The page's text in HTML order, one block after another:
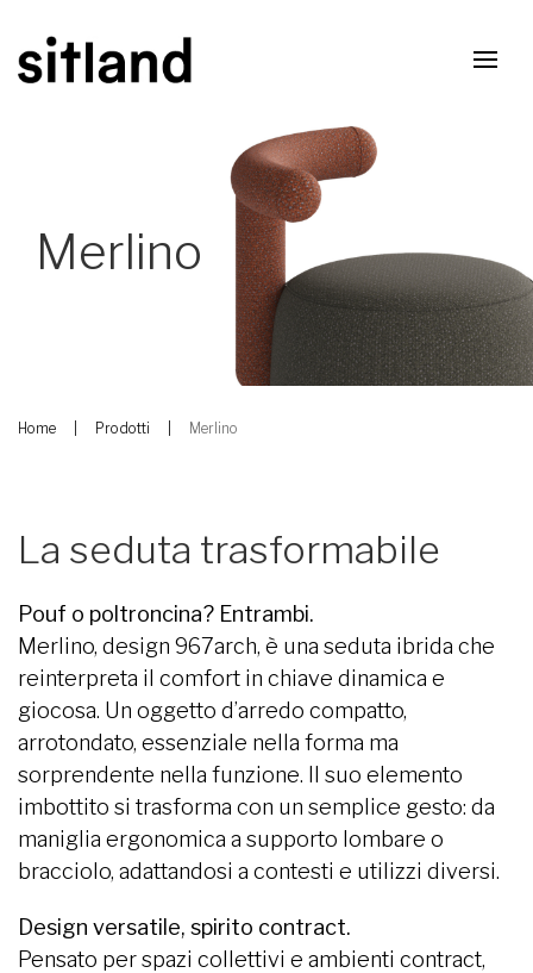
Merlino
Home Prodotti Merlino
La seduta trasformabile
Pouf o poltroncina? Entrambi.
Merlino, design 967arch, è una seduta ibrida che
reinterpreta il comfort in chiave dinamica e
giocosa. Un oggetto d’arredo compatto,
arrotondato, essenziale nella forma ma
sorprendente nella funzione. Il suo elemento
imbottito si trasforma con un semplice gesto: da
maniglia ergonomica a supporto lombare o
bracciolo, adattandosi a contesti e utilizzi diversi.
Design versatile, spirito contract.
Pensato per spazi collettivi e ambienti contract,